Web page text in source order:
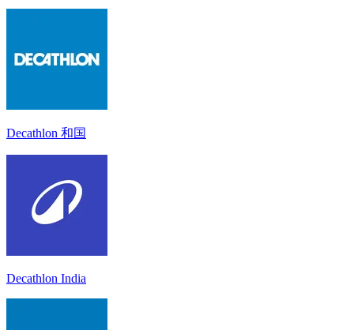
Decathlon 和国
Decathlon India